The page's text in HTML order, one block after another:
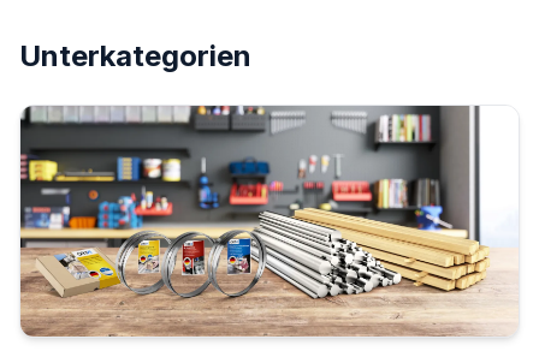
Unterkategorien